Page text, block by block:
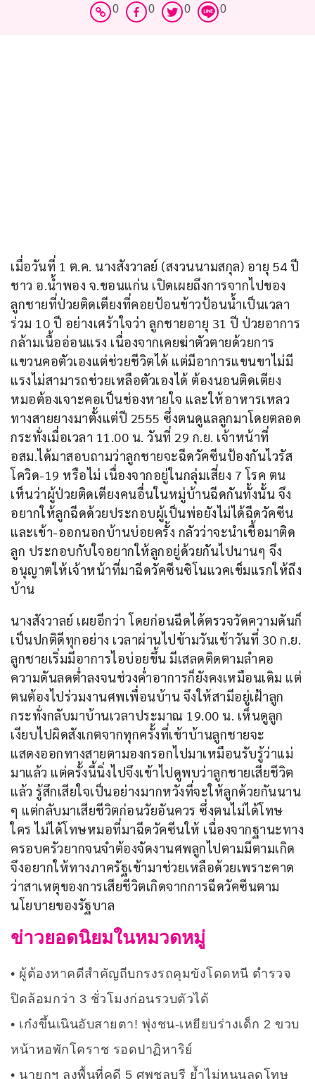
0 0 0 0
เมื่อวันที่ 1 ต.ค. นางสังวาลย์ (สงวนนามสกุล) อายุ 54 ปี
ชาว อ.น้ำพอง จ.ขอนแก่น เปิดเผยถึงการจากไปของ
ลูกชายที่ป่วยติดเตียงที่คอยป้อนข้าวป้อนน้ำเป็นเวลา
ร่วม 10 ปี อย่างเศร้าใจว่า ลูกชายอายุ 31 ปี ป่วยอาการ
กล้ามเนื้ออ่อนแรง เนื่องจากเคยฆ่าตัวตายด้วยการ
แขวนคอตัวเองแต่ช่วยชีวิตได้ แต่มีอาการแขนขาไม่มี
แรงไม่สามารถช่วยเหลือตัวเองได้ ต้องนอนติดเตียง
หมอต้องเจาะคอเป็นช่องหายใจ และให้อาหารเหลว
ทางสายยางมาตั้งแต่ปี 2555 ซึ่งตนดูแลลูกมาโดยตลอด
กระทั่งเมื่อเวลา 11.00 น. วันที่ 29 ก.ย. เจ้าหน้าที่
อสม.ได้มาสอบถามว่าลูกชายจะฉีดวัคซีนป้องกันไวรัส
โควิด-19 หรือไม่ เนื่องจากอยู่ในกลุ่มเสี่ยง 7 โรค ตน
เห็นว่าผู้ป่วยติดเตียงคนอื่นในหมู่บ้านฉีดกันทั้งนั้น จึง
อยากให้ลูกฉีดด้วยประกอบผู้เป็นพ่อยังไม่ได้ฉีดวัคซีน
และเข้า-ออกนอกบ้านบ่อยครั้ง กลัวว่าจะนำเชื้อมาติด
ลูก ประกอบกับใจอยากให้ลูกอยู่ด้วยกันไปนานๆ จึง
อนุญาตให้เจ้าหน้าที่มาฉีดวัคซีนซิโนแวคเข็มแรกให้ถึง
บ้าน
นางสังวาลย์ เผยอีกว่า โดยก่อนฉีดได้ตรวจวัดความดันก็
เป็นปกติดีทุกอย่าง เวลาผ่านไปข้ามวันเช้าวันที่ 30 ก.ย.
ลูกชายเริ่มมีอาการไอบ่อยขึ้น มีเสลดติดตามลำคอ
ความดันลดต่ำลงจนช่วงค่ำอาการก็ยังคงเหมือนเดิม แต่
ตนต้องไปร่วมงานศพเพื่อนบ้าน จึงให้สามีอยู่เฝ้าลูก
กระทั่งกลับมาบ้านเวลาประมาณ 19.00 น. เห็นดูลูก
เงียบไปผิดสังเกตจากทุกครั้งที่เข้าบ้านลูกชายจะ
แสดงออกทางสายตามองกรอกไปมาเหมือนรับรู้ว่าแม่
มาแล้ว แต่ครั้งนี้นิ่งไปจึงเข้าไปดูพบว่าลูกชายเสียชีวิต
แล้ว รู้สึกเสียใจเป็นอย่างมากหวังที่จะให้ลูกด้วยกันนาน
ๆ แต่กลับมาเสียชีวิตก่อนวัยอันควร ซึ่งตนไม่ได้โทษ
ใคร ไม่ได้โทษหมอที่มาฉีดวัคซีนให้ เนื่องจากฐานะทาง
ครอบครัวยากจนจำต้องจัดงานศพลูกไปตามมีตามเกิด
จึงอยากให้ทางภาครัฐเข้ามาช่วยเหลือด้วยเพราะคาด
ว่าสาเหตุของการเสียชีวิตเกิดจากการฉีดวัคซีนตาม
นโยบายของรัฐบาล
ข่าวยอดนิยมในหมวดหมู่
ผู้ต้องหาคดีสำคัญถีบกรงรถคุมขังโดดหนี ตำรวจ
ปิดล้อมกว่า 3 ชั่วโมงก่อนรวบตัวได้
เก๋งขึ้นเนินอับสายตา! พุ่งชน-เหยียบร่างเด็ก 2 ขวบ
หน้าหอพักโคราช รอดปาฏิหาริย์
นายกฯ ลงพื้นที่คดี 5 ศพชลบุรี ย้ำไม่หนุนลดโทษ